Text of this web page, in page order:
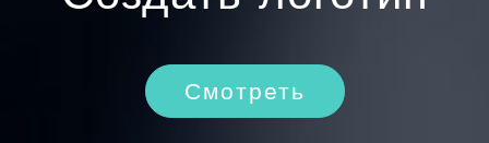
Смотреть